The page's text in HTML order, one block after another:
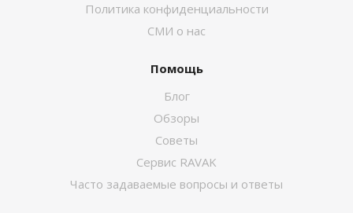
Политика конфиденциальности
СМИ о нас
Помощь
Блог
Обзоры
Советы
Сервис RAVAK
Часто задаваемые вопросы и ответы